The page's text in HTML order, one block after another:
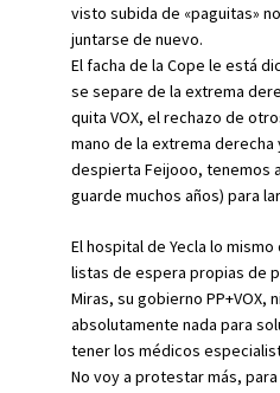
visto subida de «paguitas»
juntarse de nuevo.
El facha de la Cope le está
se separe de la extrema
quita VOX, el rechazo de
mano de la extrema
despierta Feijooo, tenemos
guarde muchos años) para
El hospital de Yecla lo
listas de espera propias de
Miras, su gobierno PP+VOX,
absolutamente nada para
tener los médicos
No voy a protestar más,